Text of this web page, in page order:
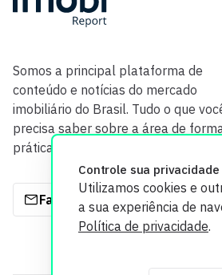
Controle sua privacidade
Utilizamos cookies e
a sua experiência de
Política de privacidade.
Somos a principal plataforma de
conteúdo e notícias do mercado
imobiliário do Brasil. Tudo o que
precisa saber sobre a área de
prática e com credibilidade.
Fale com a gente